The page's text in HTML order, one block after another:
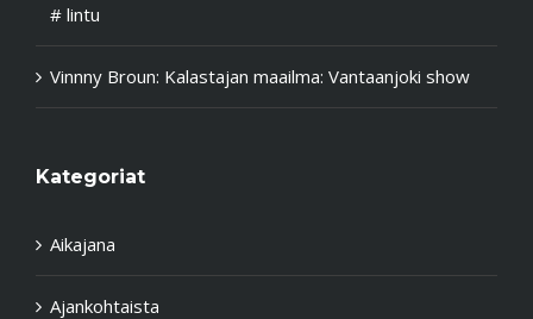
# lintu
Vinnny Broun: Kalastajan maailma: Vantaanjoki show
Kategoriat
Aikajana
Ajankohtaista